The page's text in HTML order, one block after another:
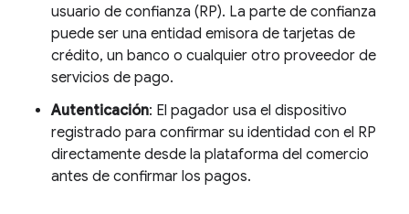
usuario de confianza (RP). La parte de confianza
puede ser una entidad emisora de tarjetas de
crédito, un banco o cualquier otro proveedor de
servicios de pago.
Autenticación: El pagador usa el dispositivo
registrado para confirmar su identidad con el RP
directamente desde la plataforma del comercio
antes de confirmar los pagos.